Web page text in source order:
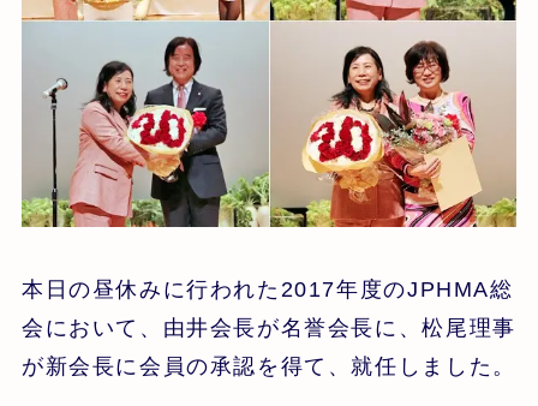
本日の昼休みに行われた2017年度のJPHMA総
会において、由井会長が名誉会長に、松尾理事
が新会長に会員の承認を得て、就任しました。